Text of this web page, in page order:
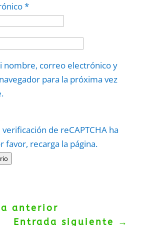
*
nombre, correo electrónico y
para la próxima vez
de reCAPTCHA ha
favor, recarga la página.
anterior
Entrada siguiente
→